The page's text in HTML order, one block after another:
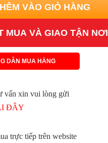
VÀO GIỎ HÀNG
MUA VÀ GIAO TẬN NƠI
DẪN MUA HÀNG
vấn xin vui lòng gửi
ĐÂY
trực tiếp trên website